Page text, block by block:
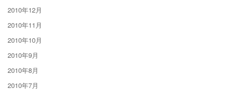
2010年12月
2010年11月
2010年10月
2010年9月
2010年8月
2010年7月